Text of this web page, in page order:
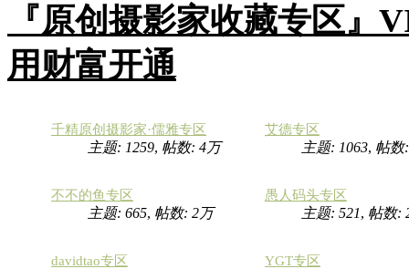
『原创摄影家收藏专区』
用财富开通
千精原创摄影家·儒雅专区
主题: 1259, 帖数: 4万
艾德专区
主题: 1063, 帖
不不的鱼专区
主题: 665, 帖数: 2万
愚人码头专区
主题: 521, 帖数:
davidtao专区 YGT专区